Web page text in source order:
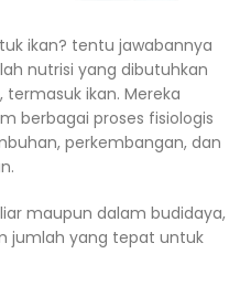
ikan? tentu jawabannya
nutrisi yang dibutuhkan
ikan. Mereka
berbagai proses fisiologis
perkembangan, dan
maupun dalam budidaya,
jumlah yang tepat untuk